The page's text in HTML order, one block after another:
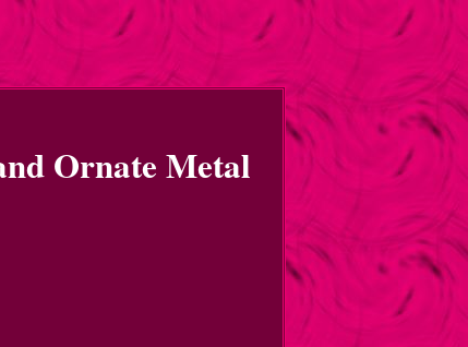
Ornate Metal